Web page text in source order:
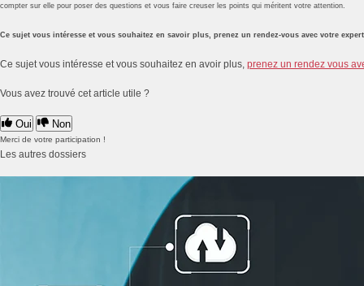
compter sur elle pour poser des questions et vous faire creuser les points qui méritent votre attention.
Ce sujet vous intéresse et vous souhaitez en savoir plus, prenez un rendez-vous avec votre
Ce sujet vous intéresse et vous souhaitez en avoir plus, prenez un rendez vous
Vous avez trouvé cet article utile ?
Oui Non
Merci de votre participation !
Les autres dossiers